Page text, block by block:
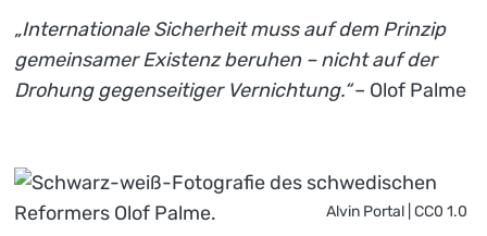
„Internationale Sicherheit muss auf dem Prinzip
gemeinsamer Existenz beruhen – nicht auf der
Drohung gegenseitiger Vernichtung.“– Olof Palme
Alvin Portal | CC0 1.0